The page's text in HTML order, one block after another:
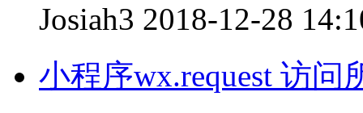
Josiah3 2018-12-28
小程序wx.request 访